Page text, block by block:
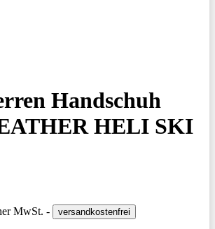
Handschuh
HELI SKI
MwSt. - versandkostenfrei